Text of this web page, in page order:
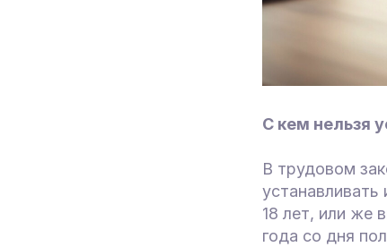
С кем нельзя
В трудовом
18 лет, или же
года со дня